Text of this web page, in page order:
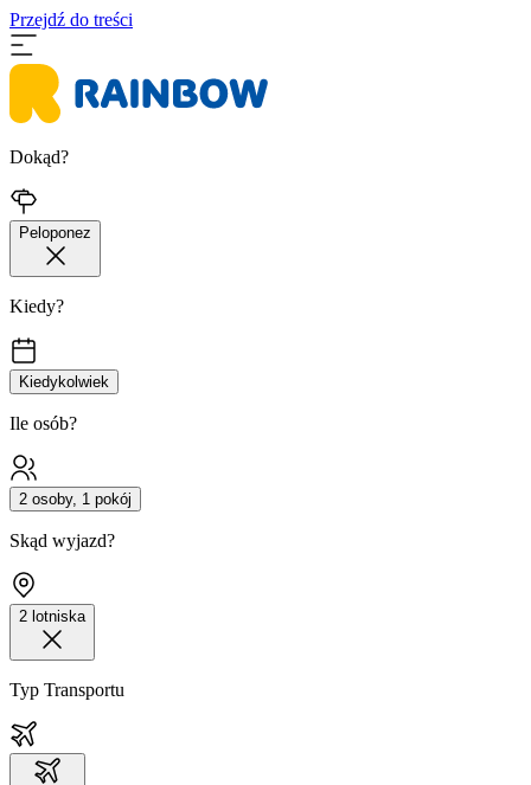
Przejdź do treści
Dokąd?
Peloponez
Kiedy?
Kiedykolwiek
Ile osób?
2 osoby, 1 pokój
Skąd wyjazd?
2 lotniska
Typ Transportu